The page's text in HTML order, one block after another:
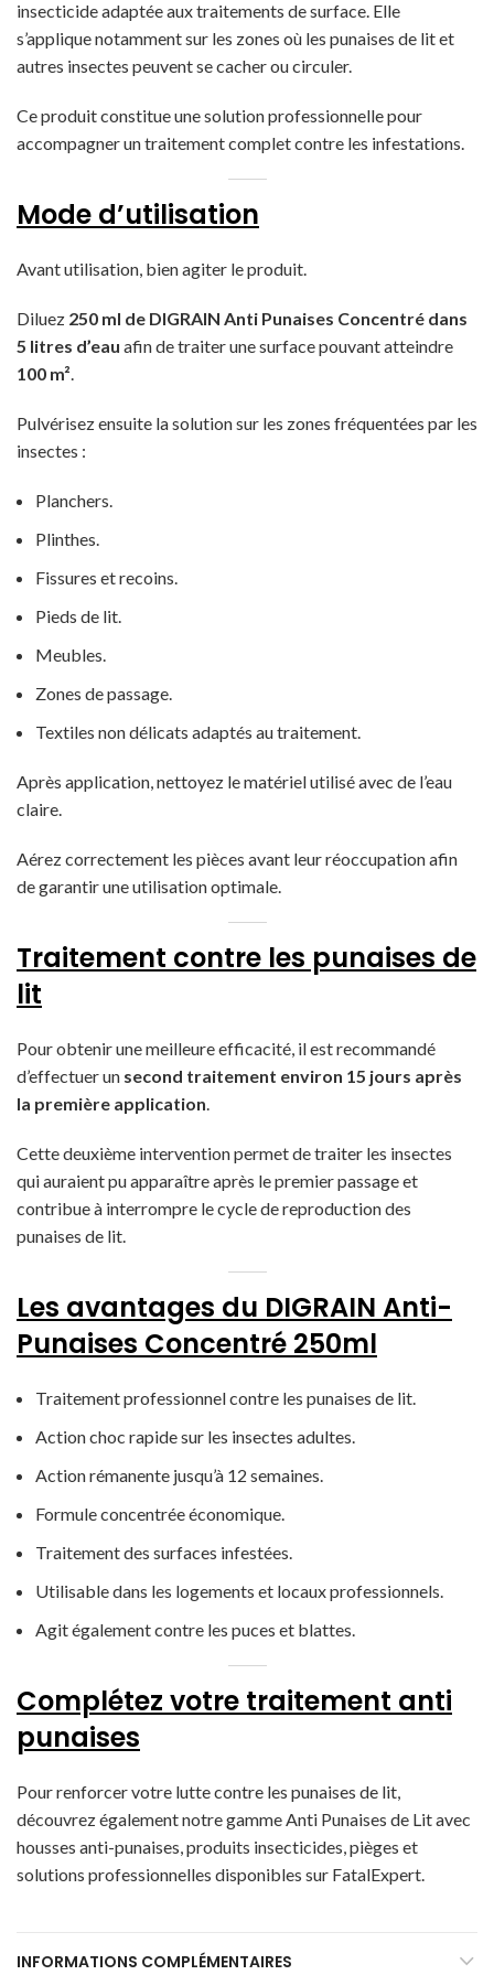
insecticide adaptée aux traitements de surface. Elle
s’applique notamment sur les zones où les punaises de lit et
autres insectes peuvent se cacher ou circuler.
Ce produit constitue une solution professionnelle pour
accompagner un traitement complet contre les infestations.
Mode d’utilisation
Avant utilisation, bien agiter le produit.
Diluez 250 ml de DIGRAIN Anti Punaises Concentré dans
5 litres d’eau afin de traiter une surface pouvant atteindre
100 m².
Pulvérisez ensuite la solution sur les zones fréquentées par les
insectes :
Planchers.
Plinthes.
Fissures et recoins.
Pieds de lit.
Meubles.
Zones de passage.
Textiles non délicats adaptés au traitement.
Après application, nettoyez le matériel utilisé avec de l’eau
claire.
Aérez correctement les pièces avant leur réoccupation afin
de garantir une utilisation optimale.
Traitement contre les punaises de
lit
Pour obtenir une meilleure efficacité, il est recommandé
d’effectuer un second traitement environ 15 jours après
la première application.
Cette deuxième intervention permet de traiter les insectes
qui auraient pu apparaître après le premier passage et
contribue à interrompre le cycle de reproduction des
punaises de lit.
Les avantages du DIGRAIN Anti-
Punaises Concentré 250ml
Traitement professionnel contre les punaises de lit.
Action choc rapide sur les insectes adultes.
Action rémanente jusqu’à 12 semaines.
Formule concentrée économique.
Traitement des surfaces infestées.
Utilisable dans les logements et locaux professionnels.
Agit également contre les puces et blattes.
Complétez votre traitement anti
punaises
Pour renforcer votre lutte contre les punaises de lit,
découvrez égalementnotre gamme Anti Punaises de Litavec
housses anti-punaises, produits insecticides, pièges et
solutions professionnelles disponibles sur FatalExpert.
INFORMATIONS COMPLÉMENTAIRES